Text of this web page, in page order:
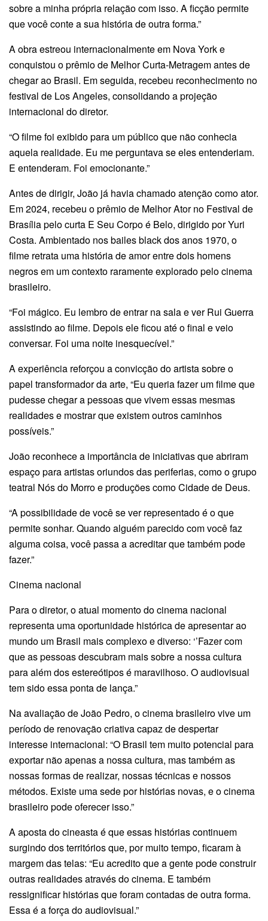
sobre a minha própria relação com isso. A ficção permite
que você conte a sua história de outra forma.”
A obra estreou internacionalmente em Nova York e
conquistou o prêmio de Melhor Curta-Metragem antes de
chegar ao Brasil. Em seguida, recebeu reconhecimento no
festival de Los Angeles, consolidando a projeção
internacional do diretor.
“O filme foi exibido para um público que não conhecia
aquela realidade. Eu me perguntava se eles entenderiam.
E entenderam. Foi emocionante.”
Antes de dirigir, João já havia chamado atenção como ator.
Em 2024, recebeu o prêmio de Melhor Ator no Festival de
Brasília pelo curta E Seu Corpo é Belo, dirigido por Yuri
Costa. Ambientado nos bailes black dos anos 1970, o
filme retrata uma história de amor entre dois homens
negros em um contexto raramente explorado pelo cinema
brasileiro.
“Foi mágico. Eu lembro de entrar na sala e ver Rui Guerra
assistindo ao filme. Depois ele ficou até o final e veio
conversar. Foi uma noite inesquecível.”
A experiência reforçou a convicção do artista sobre o
papel transformador da arte, “Eu queria fazer um filme que
pudesse chegar a pessoas que vivem essas mesmas
realidades e mostrar que existem outros caminhos
possíveis.”
João reconhece a importância de iniciativas que abriram
espaço para artistas oriundos das periferias, como o grupo
teatral Nós do Morro e produções como Cidade de Deus.
“A possibilidade de você se ver representado é o que
permite sonhar. Quando alguém parecido com você faz
alguma coisa, você passa a acreditar que também pode
fazer.”
Cinema nacional
Para o diretor, o atual momento do cinema nacional
representa uma oportunidade histórica de apresentar ao
mundo um Brasil mais complexo e diverso: ‘’Fazer com
que as pessoas descubram mais sobre a nossa cultura
para além dos estereótipos é maravilhoso. O audiovisual
tem sido essa ponta de lança.”
Na avaliação de João Pedro, o cinema brasileiro vive um
período de renovação criativa capaz de despertar
interesse internacional: “O Brasil tem muito potencial para
exportar não apenas a nossa cultura, mas também as
nossas formas de realizar, nossas técnicas e nossos
métodos. Existe uma sede por histórias novas, e o cinema
brasileiro pode oferecer isso.”
A aposta do cineasta é que essas histórias continuem
surgindo dos territórios que, por muito tempo, ficaram à
margem das telas: “Eu acredito que a gente pode construir
outras realidades através do cinema. E também
ressignificar histórias que foram contadas de outra forma.
Essa é a força do audiovisual.”